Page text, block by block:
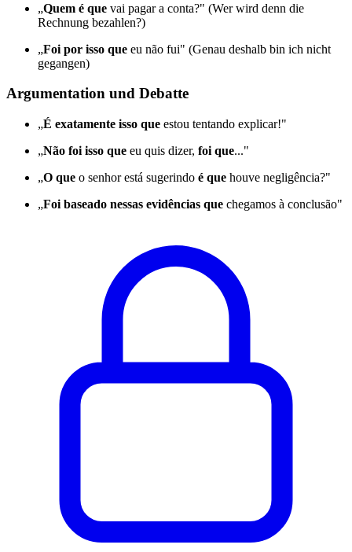
„Quem é que vai pagar a conta?" (Wer wird denn die
Rechnung bezahlen?)
„Foi por isso que eu não fui" (Genau deshalb bin ich nicht
gegangen)
Argumentation und Debatte
„É exatamente isso que estou tentando explicar!"
„Não foi isso que eu quis dizer, foi que..."
„O que o senhor está sugerindo é que houve negligência?"
„Foi baseado nessas evidências que chegamos à conclusão"